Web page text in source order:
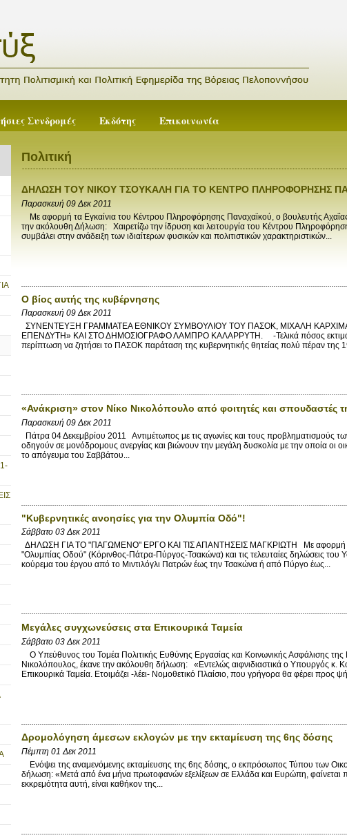
Συνδρομές Εκδότης Επικοινωνία
Πολιτική
ΔΗΛΩΣΗ ΤΟΥ ΝΙΚΟΥ ΤΣΟΥΚΑΛΗ ΓΙΑ ΤΟ ΚΕΝΤΡΟ ΠΛΗΡΟΦΟΡΗΣΗΣ
Παρασκευή 09 Δεκ 2011
Με αφορμή τα Εγκαίνια του Κέντρου Πληροφόρησης Παναχαϊκού, ο βουλευτής
την ακόλουθη Δήλωση: Χαιρετίζω την ίδρυση και λειτουργία του Κέντρου
συμβάλει στην ανάδειξη των ιδιαίτερων φυσικών και πολιτιστικών χαρακτηριστικών...
Ο βίος αυτής της κυβέρνησης
Παρασκευή 09 Δεκ 2011
ΣΥΝΕΝΤΕΥΞΗ ΓΡΑΜΜΑΤΕΑ ΕΘΝΙΚΟΥ ΣΥΜΒΟΥΛΙΟΥ ΤΟΥ ΠΑΣΟΚ, ΜΙΧΑΛΗ
ΕΠΕΝΔΥΤΗ» ΚΑΙ ΣΤΟ ΔΗΜΟΣΙΟΓΡΑΦΟ ΛΑΜΠΡΟ ΚΑΛΑΡΡΥΤΗ. -Τελικά πόσος εκτιμάτε
περίπτωση να ζητήσει το ΠΑΣΟΚ παράταση της κυβερνητικής θητείας πολύ πέραν
«Ανάκριση» στον Νίκο Νικολόπουλο από φοιτητές και σπουδαστές
Παρασκευή 09 Δεκ 2011
Πάτρα 04 Δεκεμβρίου 2011 Αντιμέτωπος με τις αγωνίες και τους
οδηγούν σε μονόδρομους ανεργίας και βιώνουν την μεγάλη δυσκολία με την οποία οι
το απόγευμα του Σαββάτου...
"Κυβερνητικές ανοησίες για την Ολυμπία Οδό"!
Σάββατο 03 Δεκ 2011
ΔΗΛΩΣΗ ΓΙΑ ΤΟ "ΠΑΓΩΜΕΝΟ" ΕΡΓΟ ΚΑΙ ΤΙΣ ΑΠΑΝΤΗΣΕΙΣ ΜΑΓΚΡΙΩΤΗ Με αφορμή το
"Ολυμπίας Οδού" (Κόρινθος-Πάτρα-Πύργος-Τσακώνα) και τις τελευταίες δηλώσεις
κούρεμα του έργου από το Μιντιλόγλι Πατρών έως την Τσακώνα ή από Πύργο έως...
Μεγάλες συγχωνεύσεις στα Επικουρικά Ταμεία
Σάββατο 03 Δεκ 2011
Ο Υπεύθυνος του Τομέα Πολιτικής Ευθύνης Εργασίας και Κοινωνικής Ασφάλισης της
Νικολόπουλος, έκανε την ακόλουθη δήλωση: «Εντελώς αιφνιδιαστικά ο Υπουργός κ.
Επικουρικά Ταμεία. Ετοιμάζει -λέει- Νομοθετικό Πλαίσιο, που γρήγορα θα φέρει προς
Δρομολόγηση άμεσων εκλογών με την εκταμίευση της 6ης δόσης
Πέμπτη 01 Δεκ 2011
Ενόψει της αναμενόμενης εκταμίευσης της 6ης δόσης, ο εκπρόσωπος Τύπου των
δήλωση: «Μετά από ένα μήνα πρωτοφανών εξελίξεων σε Ελλάδα και Ευρώπη, φαίνεται
εκκρεμότητα αυτή, είναι καθήκον της...